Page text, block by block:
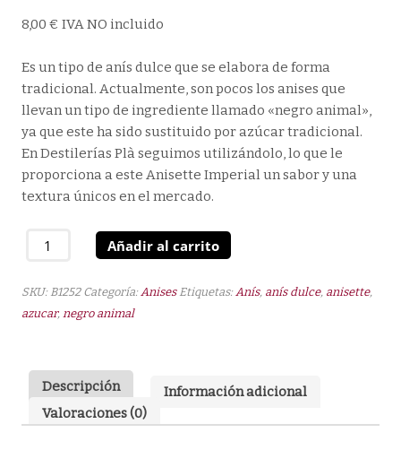
8,00€ IVA NO incluido
Es un tipo de anís dulce que se elabora de forma
tradicional. Actualmente, son pocos los anises que
llevan un tipo de ingrediente llamado «negro animal»,
ya que este ha sido sustituido por azúcar tradicional.
En Destilerías Plà seguimos utilizándolo, lo que le
proporciona a este Anisette Imperial un sabor y una
textura únicos en el mercado.
Bebida
espirituosa
Añadir al carrito
SKU: B1252 Categoría: Anises Etiquetas: Anís, anís dulce, anisette,
azucar, negro animal
Descripción
Información adicional
Valoraciones (0)